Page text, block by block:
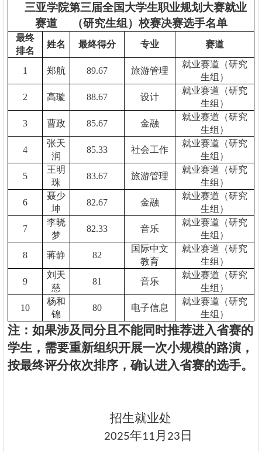
三亚学院第三届全国大学生职业规划大赛就业
赛道
（研究生组）校赛决赛选手名单
最终
排名
姓名 最终得分 专业 赛道
1 郑航 89.67 旅游管理
就业赛道（研究
生组）
2
高璇 88.67 设计
就业赛道（研究
生组）
3
曹政 85.67 金融
就业赛道（研究
生组）
4
张天
润
85.33 社会工作
就业赛道（研究
生组）
5
王明
珠
83.67 旅游管理
就业赛道（研究
生组）
6
聂少
坤
82.67 金融
就业赛道（研究
生组）
7
李晓
梦
82.33 音乐
就业赛道（研究
生组）
8
蒋静 82
国际中文
教育
就业赛道（研究
生组）
9
刘天
慈
81 音乐
就业赛道（研究
生组）
10
杨和
锦
80 电子信息
就业赛道（研究
生组）
注：如果涉及同分且不能同时推荐进入省赛的
学生，需要重新组织开展一次小规模的路演，
按最终评分依次排序，确认进入省赛的选手。
招生就业处
2025年11月 23 日